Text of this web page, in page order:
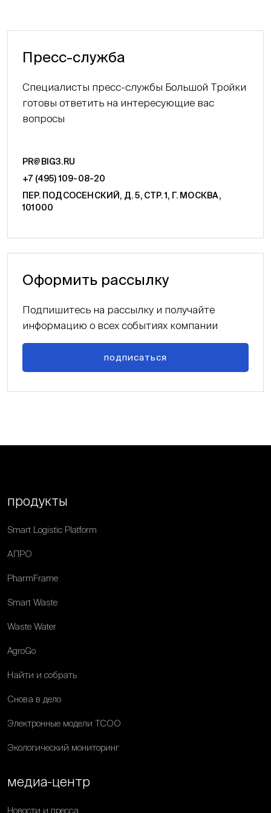
Пресс-служба
Специалисты пресс-службы Большой Тройки
готовы ответить на интересующие вас
вопросы
PR@BIG3.RU
+7 (495) 109-08-20
ПЕР. ПОДСОСЕНСКИЙ, Д. 5, СТР. 1, Г. МОСКВА,
101000
Оформить рассылку
Подпишитесь на рассылку и получайте
информацию о всех событиях компании
подписаться
продукты
Smart Logistic Platform
АПРО
PharmFrame
Smart Waste
Waste Water
AgroGo
Найти и собрать
Снова в дело
Электронные модели ТСОО
Экологический мониторинг
медиа-центр
Новости и пресса